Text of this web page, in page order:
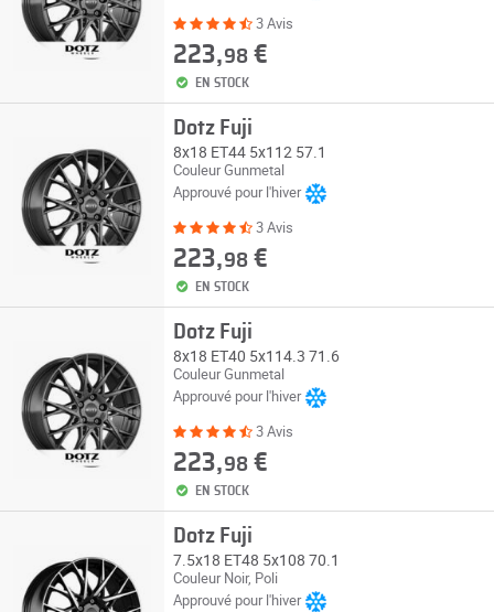
3 Avis
223,98€
EN STOCK
Dotz Fuji
8x18 ET44 5x112 57.1
Couleur Gunmetal
Approuvé pour l'hiver
3 Avis
223,98€
EN STOCK
Dotz Fuji
8x18 ET40 5x114.3 71.6
Couleur Gunmetal
Approuvé pour l'hiver
3 Avis
223,98€
EN STOCK
Dotz Fuji
7.5x18 ET48 5x108 70.1
Couleur Noir, Poli
Approuvé pour l'hiver